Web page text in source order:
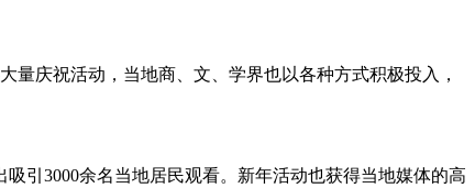
庆祝活动，当地商、文、学界也以各种方式积极投入，
引3000余名当地居民观看。新年活动也获得当地媒体的高